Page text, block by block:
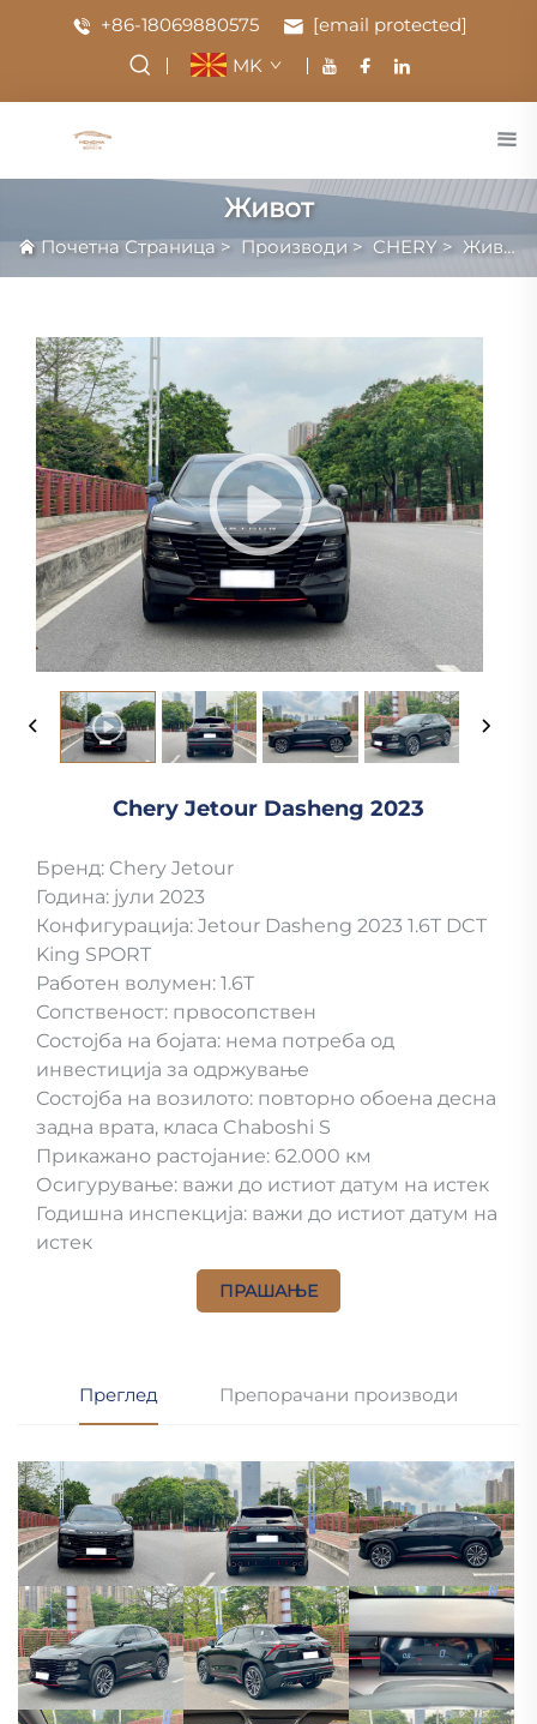
+86-18069880575
[email protected]
MK
Живот
Почетна Страница > Производи > CHERY > Живот
Chery Jetour Dasheng 2023
Бренд: Chery Jetour
Година: јули 2023
Конфигурација: Jetour Dasheng 2023 1.6T DCT
King SPORT
Работен волумен: 1.6T
Сопственост: првосопствен
Состојба на бојата: нема потреба од
инвестиција за одржување
Состојба на возилото: повторно обоена десна
задна врата, класа Chaboshi S
Прикажано растојание: 62.000 км
Осигурување: важи до истиот датум на истек
Годишна инспекција: важи до истиот датум на
истек
ПРАШАЊЕ
Преглед Препорачани производи